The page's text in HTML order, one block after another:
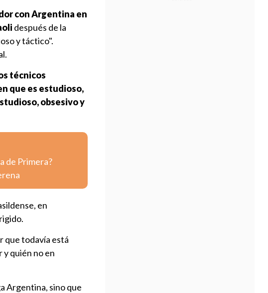
con Argentina en
después de la
y táctico".
técnicos
que es estudioso,
obsesivo y
de Primera?
en
que todavía está
y quién no en
Argentina, sino que